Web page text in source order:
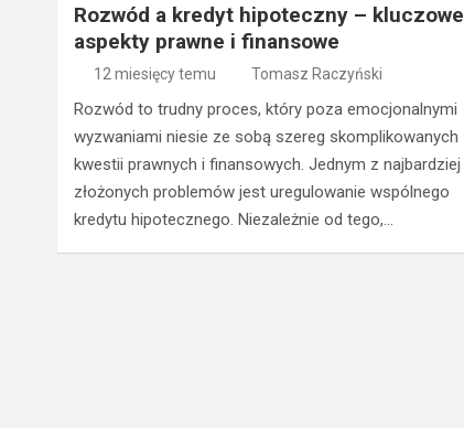
Rozwód a kredyt hipoteczny – kluczowe
aspekty prawne i finansowe
12 miesięcy temu Tomasz Raczyński
Rozwód to trudny proces, który poza emocjonalnymi
wyzwaniami niesie ze sobą szereg skomplikowanych
kwestii prawnych i finansowych. Jednym z najbardziej
złożonych problemów jest uregulowanie wspólnego
kredytu hipotecznego. Niezależnie od tego,…